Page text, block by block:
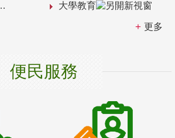
大學教育
更多
便民服務